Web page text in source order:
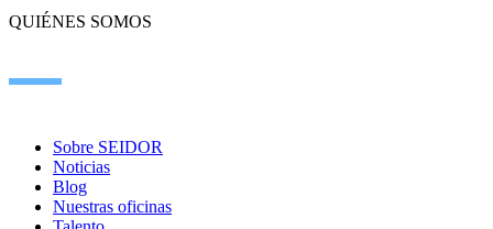
QUIÉNES SOMOS
Sobre SEIDOR
Noticias
Blog
Nuestras oficinas